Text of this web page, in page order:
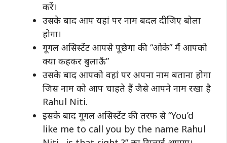
करें।
उसके बाद आप यहां पर नाम बदल दीजिए बोला
होगा।
गूगल असिस्टेंट आपसे पूछेगा की “ओके” मैं आपको
क्या कहकर बुलाऊँ”
उसके बाद आपको वहां पर अपना नाम बताना होगा
जिस नाम को आप चाहते हैं जैसे आपने नाम रखा है
Rahul Niti.
इसके बाद गूगल असिस्टेंट की तरफ से “You’d
like me to call you by the name Rahul